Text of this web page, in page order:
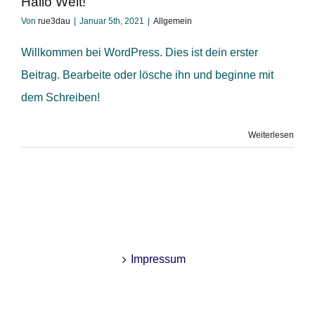
Von rue3dau Januar 5th, 2021 Allgemein
Willkommen bei WordPress. Dies ist dein erster
Beitrag. Bearbeite oder lösche ihn und beginne mit
dem Schreiben!
Weiterlesen
Impressum